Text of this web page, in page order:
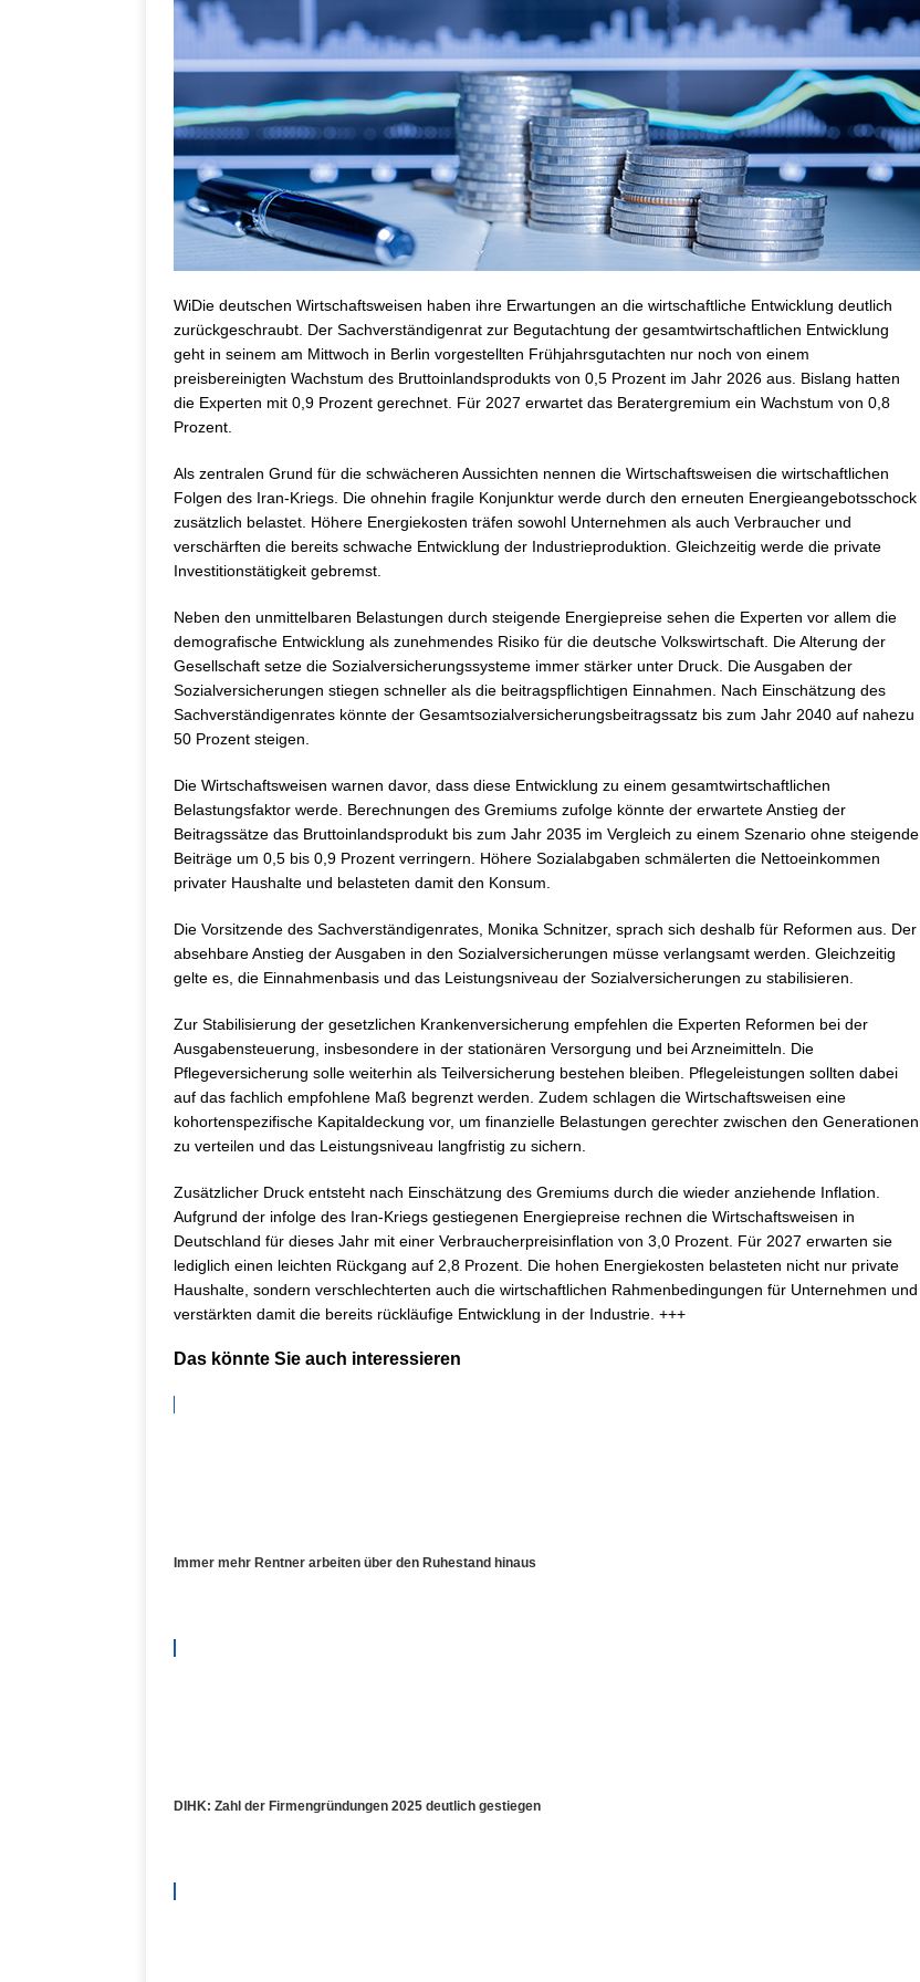
WiDie deutschen Wirtschaftsweisen haben ihre Erwartungen an die wirtschaftliche Entwicklung deutlich
zurückgeschraubt. Der Sachverständigenrat zur Begutachtung der gesamtwirtschaftlichen Entwicklung
geht in seinem am Mittwoch in Berlin vorgestellten Frühjahrsgutachten nur noch von einem
preisbereinigten Wachstum des Bruttoinlandsprodukts von 0,5 Prozent im Jahr 2026 aus. Bislang hatten
die Experten mit 0,9 Prozent gerechnet. Für 2027 erwartet das Beratergremium ein Wachstum von 0,8
Prozent.
Als zentralen Grund für die schwächeren Aussichten nennen die Wirtschaftsweisen die wirtschaftlichen
Folgen des Iran-Kriegs. Die ohnehin fragile Konjunktur werde durch den erneuten Energieangebotsschock
zusätzlich belastet. Höhere Energiekosten träfen sowohl Unternehmen als auch Verbraucher und
verschärften die bereits schwache Entwicklung der Industrieproduktion. Gleichzeitig werde die private
Investitionstätigkeit gebremst.
Neben den unmittelbaren Belastungen durch steigende Energiepreise sehen die Experten vor allem die
demografische Entwicklung als zunehmendes Risiko für die deutsche Volkswirtschaft. Die Alterung der
Gesellschaft setze die Sozialversicherungssysteme immer stärker unter Druck. Die Ausgaben der
Sozialversicherungen stiegen schneller als die beitragspflichtigen Einnahmen. Nach Einschätzung des
Sachverständigenrates könnte der Gesamtsozialversicherungsbeitragssatz bis zum Jahr 2040 auf nahezu
50 Prozent steigen.
Die Wirtschaftsweisen warnen davor, dass diese Entwicklung zu einem gesamtwirtschaftlichen
Belastungsfaktor werde. Berechnungen des Gremiums zufolge könnte der erwartete Anstieg der
Beitragssätze das Bruttoinlandsprodukt bis zum Jahr 2035 im Vergleich zu einem Szenario ohne steigende
Beiträge um 0,5 bis 0,9 Prozent verringern. Höhere Sozialabgaben schmälerten die Nettoeinkommen
privater Haushalte und belasteten damit den Konsum.
Die Vorsitzende des Sachverständigenrates, Monika Schnitzer, sprach sich deshalb für Reformen aus. Der
absehbare Anstieg der Ausgaben in den Sozialversicherungen müsse verlangsamt werden. Gleichzeitig
gelte es, die Einnahmenbasis und das Leistungsniveau der Sozialversicherungen zu stabilisieren.
Zur Stabilisierung der gesetzlichen Krankenversicherung empfehlen die Experten Reformen bei der
Ausgabensteuerung, insbesondere in der stationären Versorgung und bei Arzneimitteln. Die
Pflegeversicherung solle weiterhin als Teilversicherung bestehen bleiben. Pflegeleistungen sollten dabei
auf das fachlich empfohlene Maß begrenzt werden. Zudem schlagen die Wirtschaftsweisen eine
kohortenspezifische Kapitaldeckung vor, um finanzielle Belastungen gerechter zwischen den Generationen
zu verteilen und das Leistungsniveau langfristig zu sichern.
Zusätzlicher Druck entsteht nach Einschätzung des Gremiums durch die wieder anziehende Inflation.
Aufgrund der infolge des Iran-Kriegs gestiegenen Energiepreise rechnen die Wirtschaftsweisen in
Deutschland für dieses Jahr mit einer Verbraucherpreisinflation von 3,0 Prozent. Für 2027 erwarten sie
lediglich einen leichten Rückgang auf 2,8 Prozent. Die hohen Energiekosten belasteten nicht nur private
Haushalte, sondern verschlechterten auch die wirtschaftlichen Rahmenbedingungen für Unternehmen und
verstärkten damit die bereits rückläufige Entwicklung in der Industrie. +++
Das könnte Sie auch interessieren
Immer mehr Rentner arbeiten über den Ruhestand hinaus
DIHK: Zahl der Firmengründungen 2025 deutlich gestiegen